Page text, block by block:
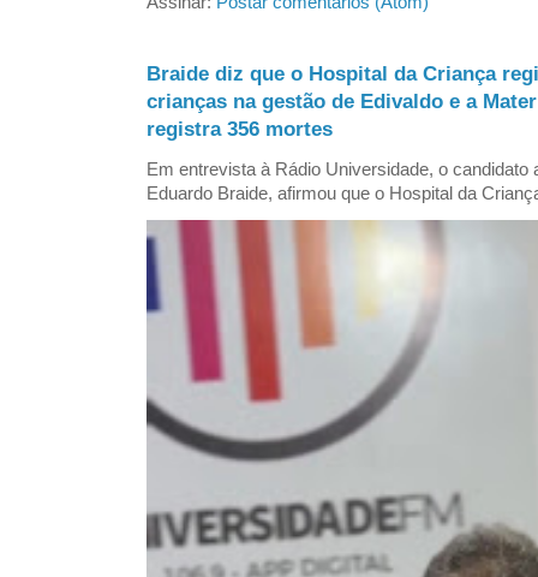
Braide diz que o Hospital da Criança
crianças na gestão de Edivaldo e a
registra 356 mortes
Em entrevista à Rádio Universidade, o candidato
Eduardo Braide, afirmou que o Hospital da